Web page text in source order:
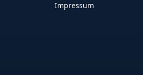
Impressum